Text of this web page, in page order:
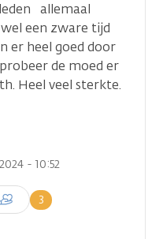
allemaal
een zware tijd
er heel goed door
de moed er
Heel veel sterkte.
- 10:52
3
te